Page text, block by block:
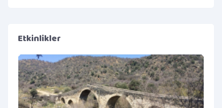
Etkinlikler